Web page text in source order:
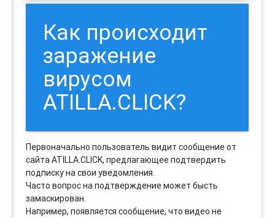
Как происходит
заражение
вирусом
ATILLA.CLICK?
Первоначально пользователь видит сообщение от
сайта ATILLA.CLICK, предлагающее подтвердить
подписку на свои уведомления.
Часто вопрос на подтверждение может бысть
замаскирован.
Например, появляется сообщение, что видео не